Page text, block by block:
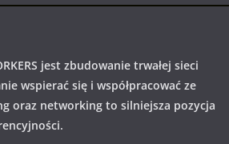
jest zbudowanie trwałej sieci
wspierać się i współpracować ze
oraz networking to silniejsza pozycja